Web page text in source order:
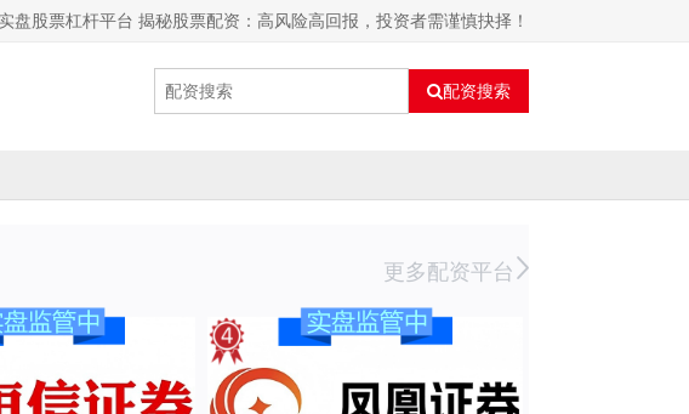
实盘股票杠杆平台 揭秘股票配资：高风险高回报，投资者需谨慎抉择！
配资搜索
更多配资平台